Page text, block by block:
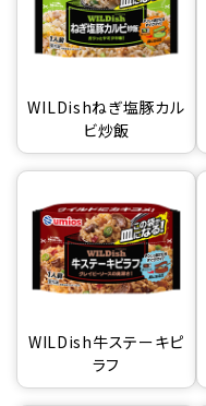
WILDishねぎ塩豚カル
ビ炒飯
WILDish牛ステーキピ
ラフ